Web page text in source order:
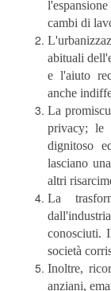
cambi di
abituali
e l'aiuto
anche
La
privacy; le
dignitoso
lasciano
altri
La
conosciuti.
società
Inoltre,
anziani,